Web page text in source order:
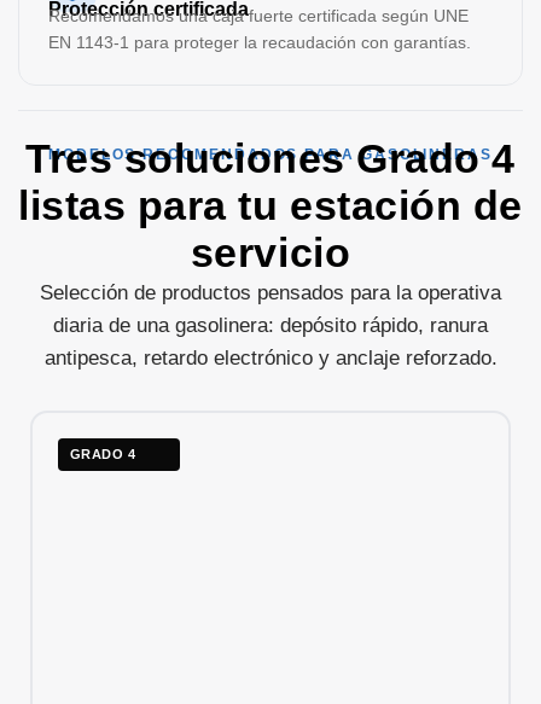
Protección certificada
Recomendamos una caja fuerte certificada según UNE
EN 1143-1 para proteger la recaudación con garantías.
MODELOS RECOMENDADOS PARA GASOLINERAS
Tres soluciones Grado 4
listas para tu estación de
servicio
Selección de productos pensados para la operativa
diaria de una gasolinera: depósito rápido, ranura
antipesca, retardo electrónico y anclaje reforzado.
GRADO 4